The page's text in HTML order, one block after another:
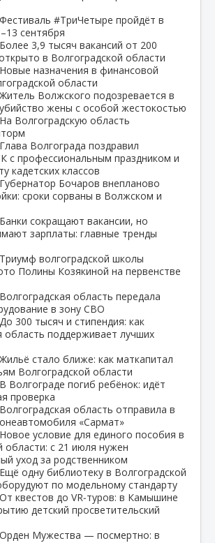
Фестиваль #ТриЧетыре пройдёт в
сентября
Более 3,9 тысяч вакансий от 200
в Волгоградской области
Новые назначения в финансовой
области
Житель Волжского подозревается в
жены с особой жестокостью
На Волгоградскую область
Глава Волгограда поздравил
с профессиональным праздником и
кадетских классов
Губернатор Бочаров внепланово
сроки сорваны в Волжском и
Банки сокращают вакансии, но
зарплаты: главные тренды
Триумф волгоградской школы
Полины Козякиной на первенстве
Волгоградская область передала
в зону СВО
До 300 тысяч и стипендия: как
область поддерживает лучших
Жильё стало ближе: как маткапитал
Волгоградской области
В Волгограде погиб ребёнок: идёт
проверка
Волгоградская область отправила в
«Сармат»
Новое условие для единого пособия в
области: с 21 июля нужен
уход за родственником
Ещё одну библиотеку в Волгоградской
по модельному стандарту
От квестов до VR‑туров: в Камышине
детский просветительский
Орден Мужества — посмертно: в